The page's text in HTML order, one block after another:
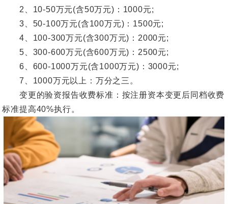
2、10-50万元(含50万元)：1000元;
3、50-100万元(含100万元)：1500元;
4、100-300万元(含300万元)：2000元;
5、300-600万元(含600万元)：2500元;
6、600-1000万元(含1000万元)：3000元;
7、1000万元以上：万分之三。
变更的验资报告收费标准：按注册资本变更后同档收费
标准提高40%执行。